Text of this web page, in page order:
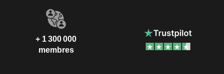
+ 1 300 000
membres